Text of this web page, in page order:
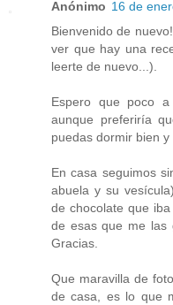
Anónimo 16 de
Bienvenido de
ver que hay una
leerte de nuevo...).
Espero que poco
aunque preferiría
puedas dormir bien y
En casa seguimos
abuela y su
de chocolate que
de esas que me las
Gracias.
Que maravilla de
de casa, es lo que